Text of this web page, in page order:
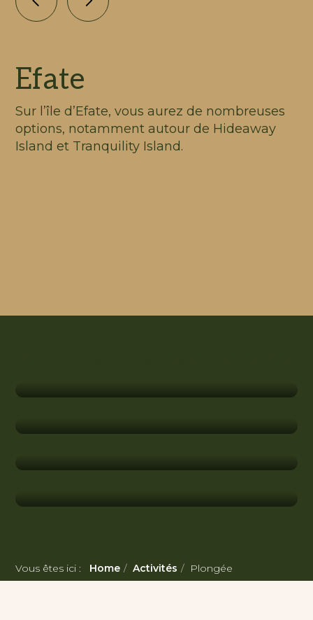
Efate
Sur l’île d’Efate, vous aurez de nombreuses
options, notamment autour de Hideaway
Island et Tranquility Island.
Meilleurs sites de plongée au
Vous êtes ici : Home Activités Plongée